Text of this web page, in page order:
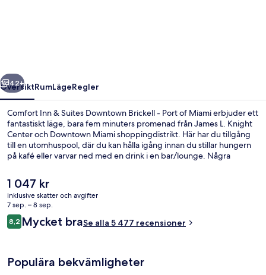
-
Port
of
Miami
Nästa
42+
ÖversiktRumLägeRegler
Comfort Inn & Suites Downtown Brickell - Port of Miami erbjuder ett
fantastiskt läge, bara fem minuters promenad från James L. Knight
Center och Downtown Miami shoppingdistrikt. Här har du tillgång
till en utomhuspool, där du kan hålla igång innan du stillar hungern
på kafé eller varvar ned med en drink i en bar/lounge. Några
snackbar/deli. Andra resenärer brukar uppskatta närheten till
kollektivtrafik. Boendet ligger bara några steg från Riverwalk
Metromover Station och Knight Center Metromover Station.
Det
nuvarande
priset
är
1 047 kr
1 047 kr
inklusive skatter och avgifter
7 sep. – 8 sep.
Recensioner
8,28,2 av 10,
Mycket braSe alla 5 477 recensioner
Populära bekvämligheter